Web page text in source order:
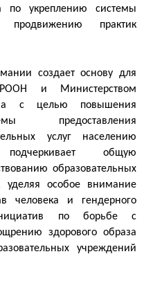
по укреплению системы
практик
создает основу для
и Министерством
с целью повышения
предоставления
услуг населению
общую
образовательных
уделяя особое внимание
человека и гендерного
по борьбе с
здорового образа
учреждений